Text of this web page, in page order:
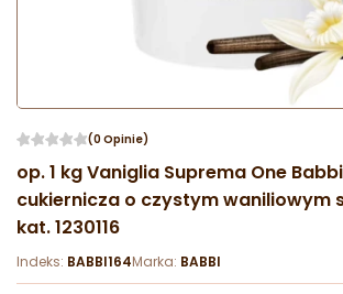
(0 Opinie)
op. 1 kg Vaniglia Suprema One
cukiernicza o czystym waniliowym
kat. 1230116
Indeks: BABBI164Marka: BABBI